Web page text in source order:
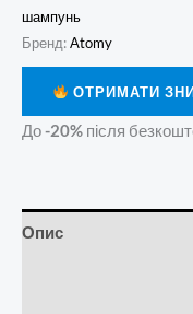
шампунь
Бренд:Atomy
ОТРИМАТИ
До-20% після
Опис